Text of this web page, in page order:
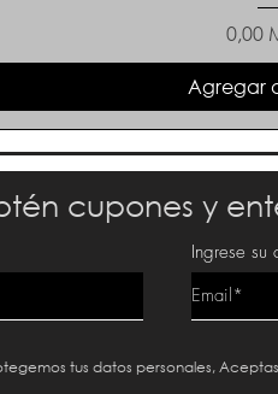
0,00
Agregar
cupones y
Ingrese su
tus datos personales,